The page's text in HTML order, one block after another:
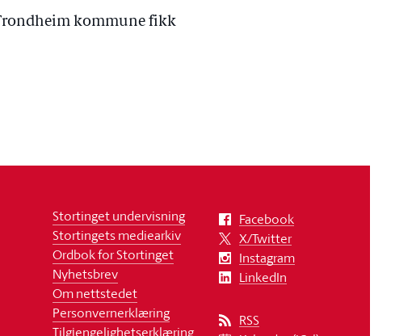
kommune fikk
Stortinget undervisning
Stortingets mediearkiv
Ordbok for Stortinget
Nyhetsbrev
Om nettstedet
Personvernerklæring
Tilgjengelighetserklæring
Facebook
X/Twitter
Instagram
LinkedIn
RSS